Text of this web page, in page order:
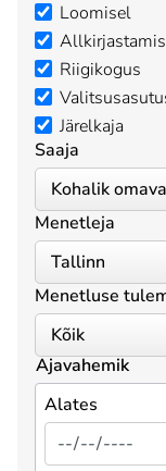
Loomisel
Riigikogus
Järelkaja
Saaja
Menetleja
Menetluse
Ajavahemik
Alates